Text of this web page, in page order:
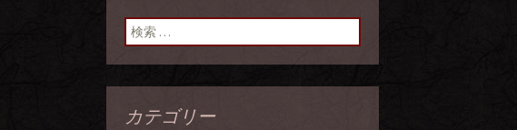
検索:
カテゴリー